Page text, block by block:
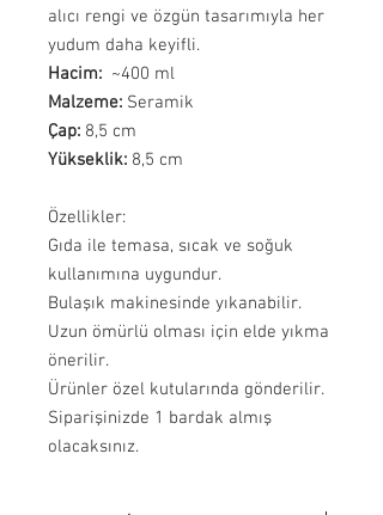
alıcı rengi ve özgün tasarımıyla her
yudum daha keyifli.
Hacim: ~400 ml
Malzeme: Seramik
Çap: 8,5 cm
Yükseklik: 8,5 cm
Özellikler:
Gıda ile temasa, sıcak ve soğuk
kullanımına uygundur.
Bulaşık makinesinde yıkanabilir.
Uzun ömürlü olması için elde yıkma
önerilir.
Ürünler özel kutularında gönderilir.
Siparişinizde 1 bardak almış
olacaksınız.